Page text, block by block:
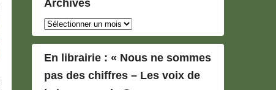
Archives
Archives
En librairie : « Nous ne sommes
pas des chiffres – Les voix de